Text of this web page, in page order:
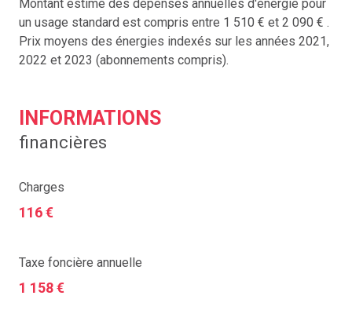
Montant estimé des dépenses annuelles d'énergie pour
un usage standard est compris entre 1 510 € et 2 090 € .
Prix moyens des énergies indexés sur les années 2021,
2022 et 2023 (abonnements compris).
INFORMATIONS
financières
Charges
116 €
Taxe foncière annuelle
1 158 €